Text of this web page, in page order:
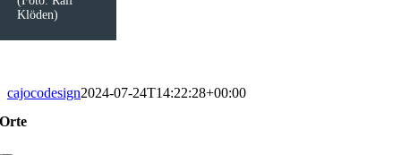
Klöden)
cajocodesign2024-07-24T14:22:28+00:00
Orte